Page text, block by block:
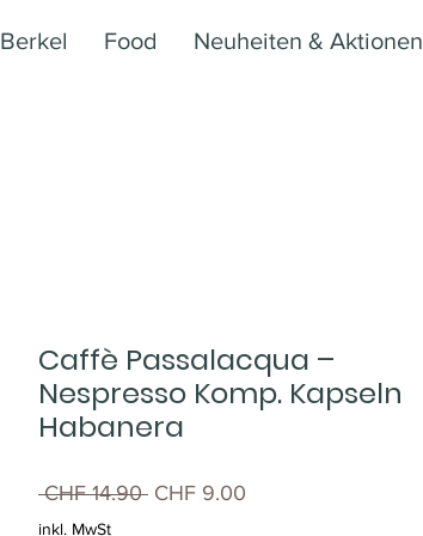
Berkel Food Neuheiten & Aktionen
Caffè Passalacqua –
Nespresso Komp. Kapseln
Habanera
CHF 14.90 Standardpreis
CHF 9.00
inkl. MwSt